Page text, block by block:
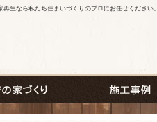
生なら私たち住まいづくりのプロにお任せください。